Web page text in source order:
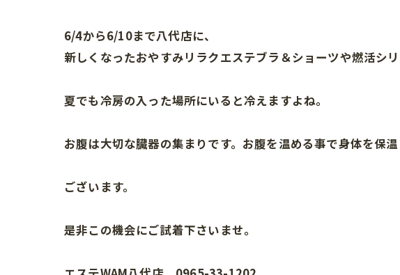
6/4から6/10まで八代店に、
新しくなったおやすみリラクエステブラ＆ショーツや燃活シリ
夏でも冷房の入った場所にいると冷えますよね。
お腹は大切な臓器の集まりです。お腹を温める事で身体を保
ございます。
是非この機会にご試着下さいませ。